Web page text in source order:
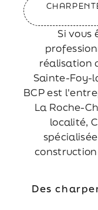
Si vous
réalisation
Sainte-Foy-
BCP est
La Roche-
localité,
Des